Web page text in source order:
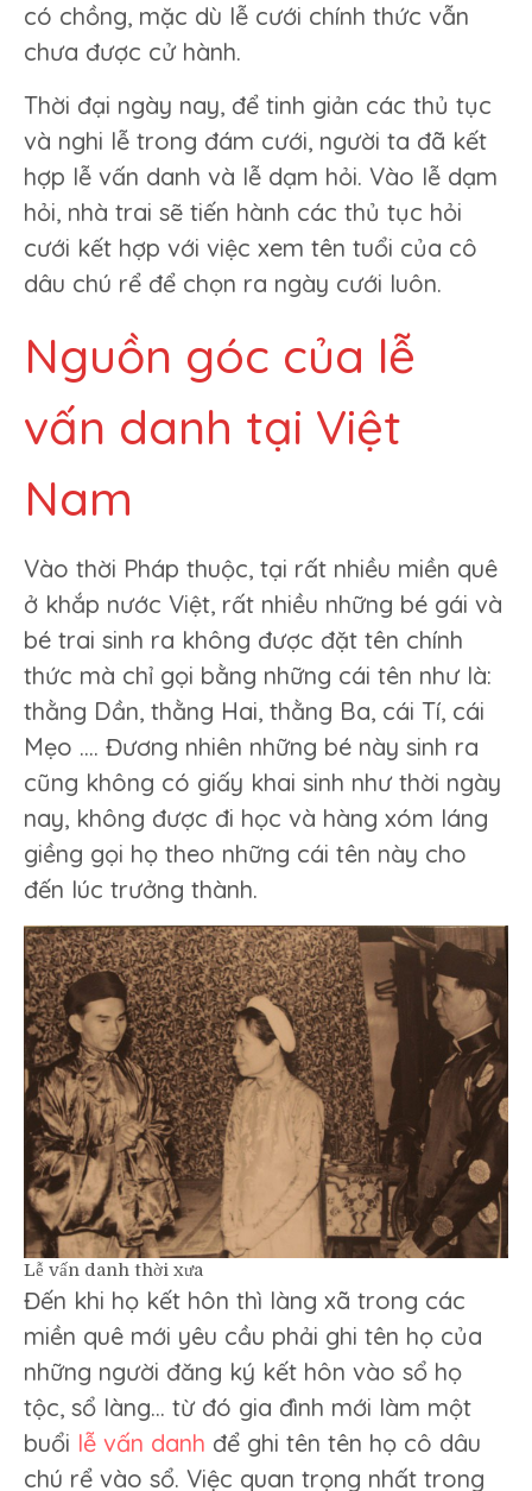
có chồng, mặc dù lễ cưới chính thức vẫn
chưa được cử hành.
Thời đại ngày nay, để tinh giản các thủ tục
và nghi lễ trong đám cưới, người ta đã kết
hợp lễ vấn danh và lễ dạm hỏi. Vào lễ dạm
hỏi, nhà trai sẽ tiến hành các thủ tục hỏi
cưới kết hợp với việc xem tên tuổi của cô
dâu chú rể để chọn ra ngày cưới luôn.
Nguồn góc của lễ
vấn danh tại Việt
Nam
Vào thời Pháp thuộc, tại rất nhiều miền quê
ở khắp nước Việt, rất nhiều những bé gái và
bé trai sinh ra không được đặt tên chính
thức mà chỉ gọi bằng những cái tên như là:
thằng Dần, thằng Hai, thằng Ba, cái Tí, cái
Mẹo …. Đương nhiên những bé này sinh ra
cũng không có giấy khai sinh như thời ngày
nay, không được đi học và hàng xóm láng
giềng gọi họ theo những cái tên này cho
đến lúc trưởng thành.
Lễ vấn danh thời xưa
Đến khi họ kết hôn thì làng xã trong các
miền quê mới yêu cầu phải ghi tên họ của
những người đăng ký kết hôn vào sổ họ
tộc, sổ làng… từ đó gia đình mới làm một
buổi lễ vấn danh để ghi tên tên họ cô dâu
chú rể vào sổ. Việc quan trọng nhất trong